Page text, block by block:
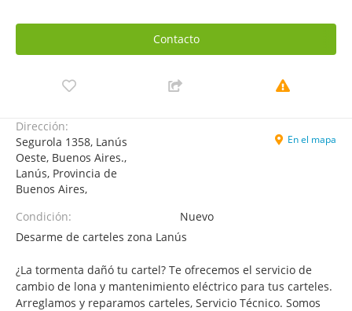
Contacto
Dirección:
Segurola 1358, Lanús
Oeste, Buenos Aires.,
Lanús, Provincia de
Buenos Aires,
En el mapa
Condición:
Nuevo
Desarme de carteles zona Lanús
¿La tormenta dañó tu cartel? Te ofrecemos el servicio de
cambio de lona y mantenimiento eléctrico para tus carteles.
Arreglamos y reparamos carteles, Servicio Técnico. Somos